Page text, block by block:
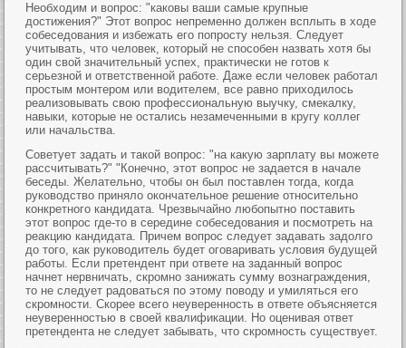
Необходим и вопрос: "каковы ваши самые крупные
достижения?" Этот вопрос непременно должен всплыть в ходе
собеседования и избежать его попросту нельзя. Следует
учитывать, что человек, который не способен назвать хотя бы
один свой значительный успех, практически не готов к
серьезной и ответственной работе. Даже если человек работал
простым монтером или водителем, все равно приходилось
реализовывать свою профессиональную выучку, смекалку,
навыки, которые не остались незамеченными в кругу коллег
или начальства.
Советует задать и такой вопрос: "на какую зарплату вы можете
рассчитывать?" "Конечно, этот вопрос не задается в начале
беседы. Желательно, чтобы он был поставлен тогда, когда
руководство приняло окончательное решение относительно
конкретного кандидата. Чрезвычайно любопытно поставить
этот вопрос где-то в середине собеседования и посмотреть на
реакцию кандидата. Причем вопрос следует задавать задолго
до того, как руководитель будет оговаривать условия будущей
работы. Если претендент при ответе на заданный вопрос
начнет нервничать, скромно занижать сумму вознаграждения,
то не следует радоваться по этому поводу и умиляться его
скромности. Скорее всего неуверенность в ответе объясняется
неуверенностью в своей квалификации. Но оценивая ответ
претендента не следует забывать, что скромность существует.